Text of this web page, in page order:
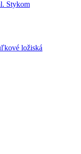
Stykom
ložiská